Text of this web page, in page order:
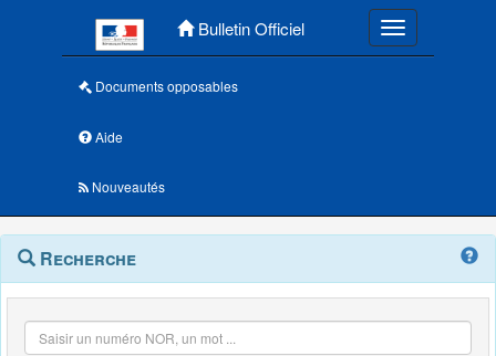
Bulletin Officiel Toggle
Documents opposables
Aide
Nouveautés
Navigation
outils
Menu
contextuel
Recherche